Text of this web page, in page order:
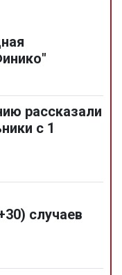
рассказали
с 1
случаев